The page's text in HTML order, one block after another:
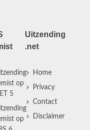
op
5
op
Uitzending
.net
Home
Privacy
Contact
Disclaimer